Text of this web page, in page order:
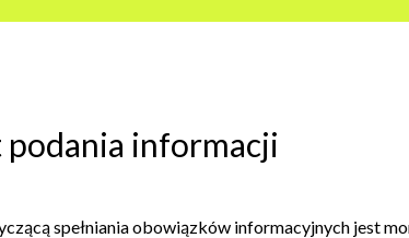
informacji
spełniania obowiązków informacyjnych jest